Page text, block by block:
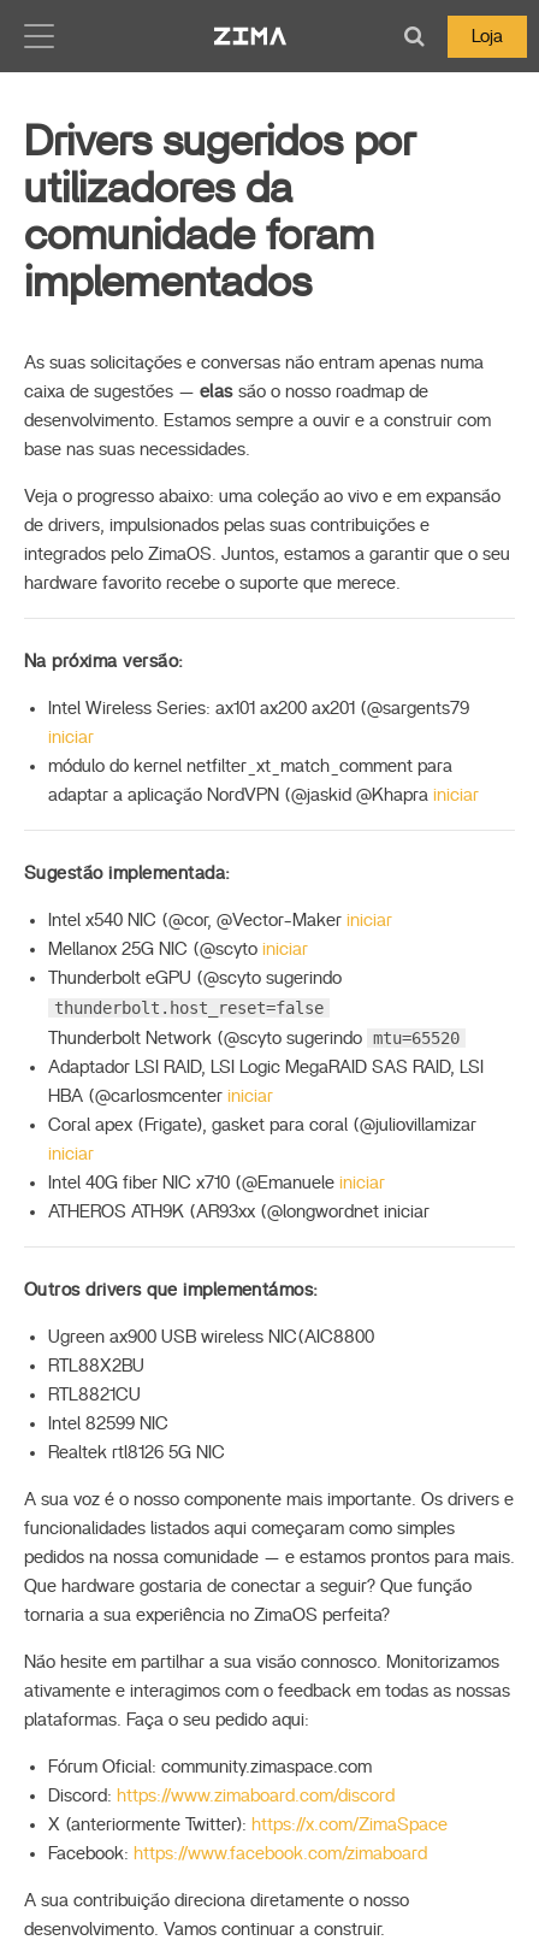
Loja
Drivers sugeridos por
utilizadores da
comunidade foram
implementados
As suas solicitações e conversas não entram apenas numa
caixa de sugestões — elassão o nosso roadmap de
desenvolvimento. Estamos sempre a ouvir e a construir com
base nas suas necessidades.
Veja o progresso abaixo: uma coleção ao vivo e em expansão
de drivers, impulsionados pelas suas contribuições e
integrados pelo ZimaOS. Juntos, estamos a garantir que o seu
hardware favorito recebe o suporte que merece.
Na próxima versão:
Intel Wireless Series: ax101 ax200 ax201 (@sargents79
iniciar
módulo do kernel netfilter_xt_match_comment para
adaptar a aplicação NordVPN (@jaskid @Khapra iniciar
Sugestão implementada:
Intel x540 NIC (@cor, @Vector-Maker iniciar
Mellanox 25G NIC (@scyto iniciar
Thunderbolt eGPU (@scyto sugerindo
thunderbolt.host_reset=false
Thunderbolt Network (@scyto sugerindo mtu=65520
Adaptador LSI RAID, LSI Logic MegaRAID SAS RAID, LSI
HBA (@carlosmcenter iniciar
Coral apex (Frigate), gasket para coral (@juliovillamizar
iniciar
Intel 40G fiber NIC x710 (@Emanuele iniciar
ATHEROS ATH9K (AR93xx (@longwordnet iniciar
Outros drivers que implementámos:
Ugreen ax900 USB wireless NIC(AIC8800
RTL88X2BU
RTL8821CU
Intel 82599 NIC
Realtek rtl8126 5G NIC
A sua voz é o nosso componente mais importante. Os drivers e
funcionalidades listados aqui começaram como simples
pedidos na nossa comunidade — e estamos prontos para mais.
Que hardware gostaria de conectar a seguir? Que função
tornaria a sua experiência no ZimaOS perfeita?
Não hesite em partilhar a sua visão connosco. Monitorizamos
ativamente e interagimos com o feedback em todas as nossas
plataformas. Faça o seu pedido aqui:
Fórum Oficial: community.zimaspace.com
Discord: https://www.zimaboard.com/discord
X (anteriormente Twitter): https://x.com/ZimaSpace
Facebook: https://www.facebook.com/zimaboard
A sua contribuição direciona diretamente o nosso
desenvolvimento. Vamos continuar a construir.